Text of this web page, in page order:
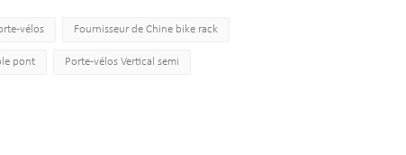
vélos Fournisseur de Chine bike rack
pont Porte-vélos Vertical semi